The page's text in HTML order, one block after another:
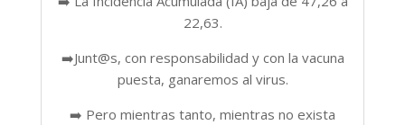
22,63.
➡️Junt@s, con responsabilidad y con la vacuna
puesta, ganaremos al virus.
➡️ Pero mientras tanto, mientras no exista